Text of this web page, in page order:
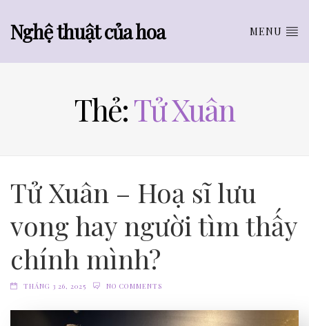
Nghệ thuật của hoa MENU
Thẻ:Tử Xuân
Tử Xuân – Hoạ sĩ lưu
vong hay người tìm thấy
chính mình?
THÁNG 3 26, 2025 NO COMMENTS